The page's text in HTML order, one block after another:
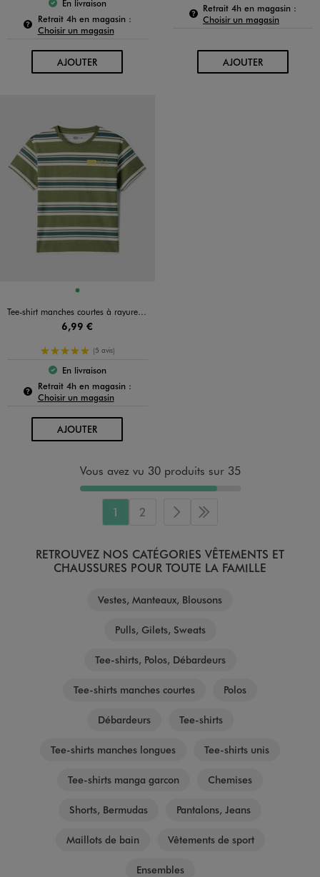
Le produit est disponible :
En livraison
Retrait 4h en magasin :Pour connaître la disponibilité de ce produit :
Choisir un magasin
AJOUTERAU PANIER
Retrait 4h en magasin :
Choisir un magasin
AJOUTERAU PANIER
Disponible en 1 coloris
VERT
Tee-shirt manches courtes à rayures garçon
6,99 €
5/5 de moyenne
(5 avis)
Le produit est disponible :
En livraison
Retrait 4h en magasin :Pour connaître la disponibilité de ce produit :
Choisir un magasin
AJOUTERAU PANIER
Vous avez vu 30 produits sur 35
1 2 Page suivante
Dernière page
RETROUVEZ NOS CATÉGORIES VÊTEMENTS ET
CHAUSSURES POUR TOUTE LA FAMILLE
Vestes, Manteaux, Blousons
Pulls, Gilets, Sweats
Tee-shirts, Polos, Débardeurs
Tee-shirts manches courtes Polos
Débardeurs Tee-shirts
Tee-shirts manches longues Tee-shirts unis
Tee-shirts manga garcon Chemises
Shorts, Bermudas Pantalons, Jeans
Maillots de bain Vêtements de sport
Ensembles